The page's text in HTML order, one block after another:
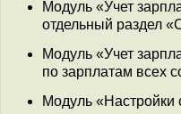
Модуль «Учет
отдельный раздел
Модуль «Учет
по зарплатам всех
Модуль «Настройки